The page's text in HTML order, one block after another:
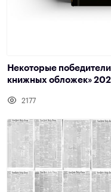
Некоторые
книжных обложек»
2177